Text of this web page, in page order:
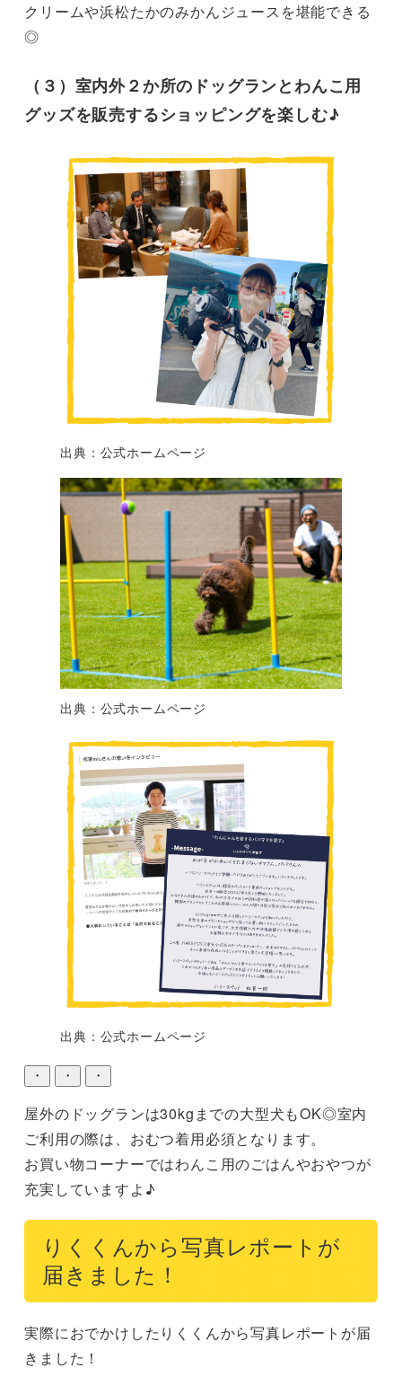
クリームや浜松たかのみかんジュースを堪能できる
（３）室内外２か所のドッグランとわんこ用
グッズを販売するショッピングを楽しむ♪
出典：公式ホームページ
出典：公式ホームページ
出典：公式ホームページ
・ ・ ・
屋外のドッグランは30kgまでの大型犬もOK◎室内
ご利用の際は、おむつ着用必須となります。
お買い物コーナーではわんこ用のごはんやおやつが
充実していますよ♪
りくくんから写真レポートが
届きました！
実際におでかけしたりくくんから写真レポートが届
きました！